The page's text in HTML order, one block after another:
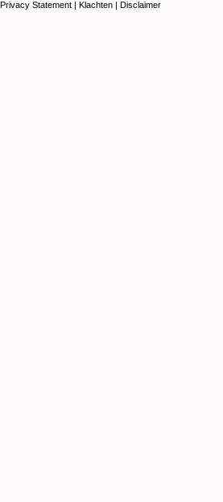
Privacy Statement | Klachten | Disclaimer